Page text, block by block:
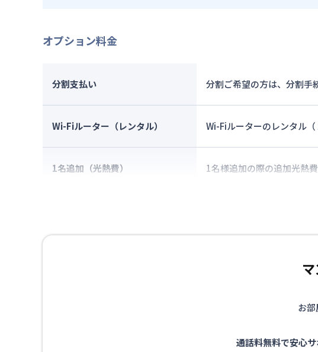
オプション料金
分割支払い 分割ご希望の方は、分割手
Wi-Fiルーター（レンタル） Wi-Fiルーターのレンタル
1名追加（光熱費） 1名様追加の際の追加光熱費
お
通話料無料で安心サ